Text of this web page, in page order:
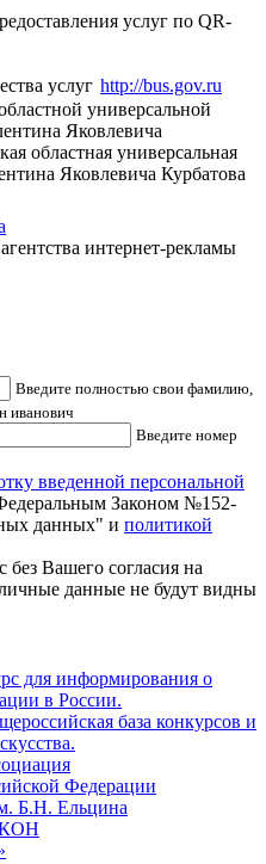
услуг по QR-
http://bus.gov.ru
универсальной
Яковлевича
областная универсальная
Яковлевича Курбатова
интернет-рекламы
Введите полностью свои фамилию,
иванович
Введите номер
введенной персональной
Законом №152-
данных" и политикой
Вашего согласия на
данные не будут видны